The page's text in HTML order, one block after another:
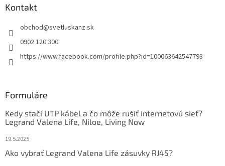
Kontakt
obchod@svetluskanz.sk
0902 120 300
https://www.facebook.com/profile.php?id=100063642547793
Formuláre
Kedy stačí UTP kábel a čo môže rušiť internetovú sieť?
Legrand Valena Life, Niloe, Living Now
19.5.2025
Ako vybrať Legrand Valena Life zásuvky RJ45?